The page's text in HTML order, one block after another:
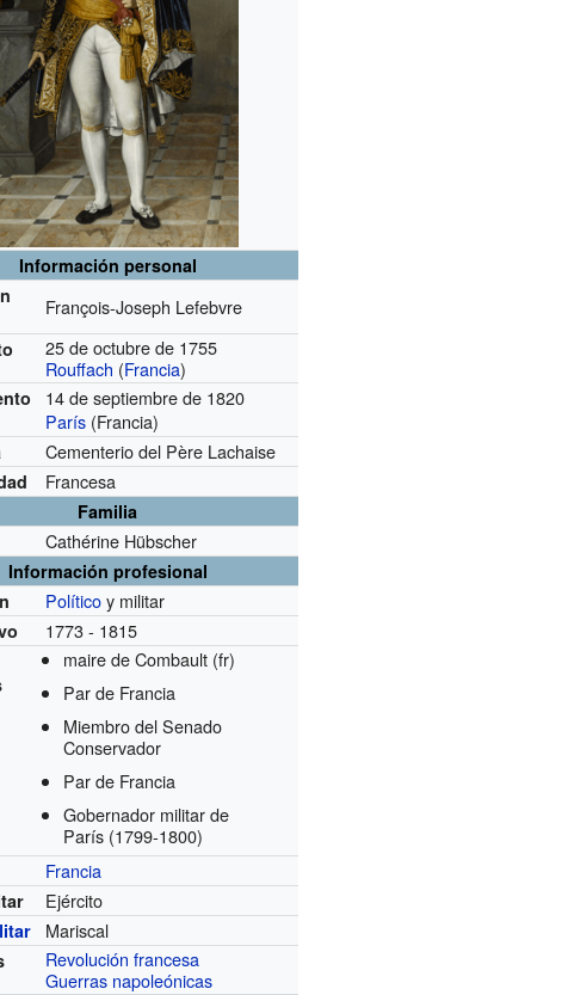
Información personal
François-Joseph Lefebvre
25 de octubre de 1755
Rouffach (Francia)
14 de septiembre de 1820
París (Francia)
Cementerio del Père Lachaise
Francesa
Familia
Cathérine Hübscher
Información profesional
Políticoy militar
1773 - 1815
maire de Combault (fr)
Par de Francia
Miembro del Senado
Conservador
Par de Francia
Gobernador militar de
París (1799-1800)
Francia
Ejército
Mariscal
Revolución francesa
Guerras napoleónicas